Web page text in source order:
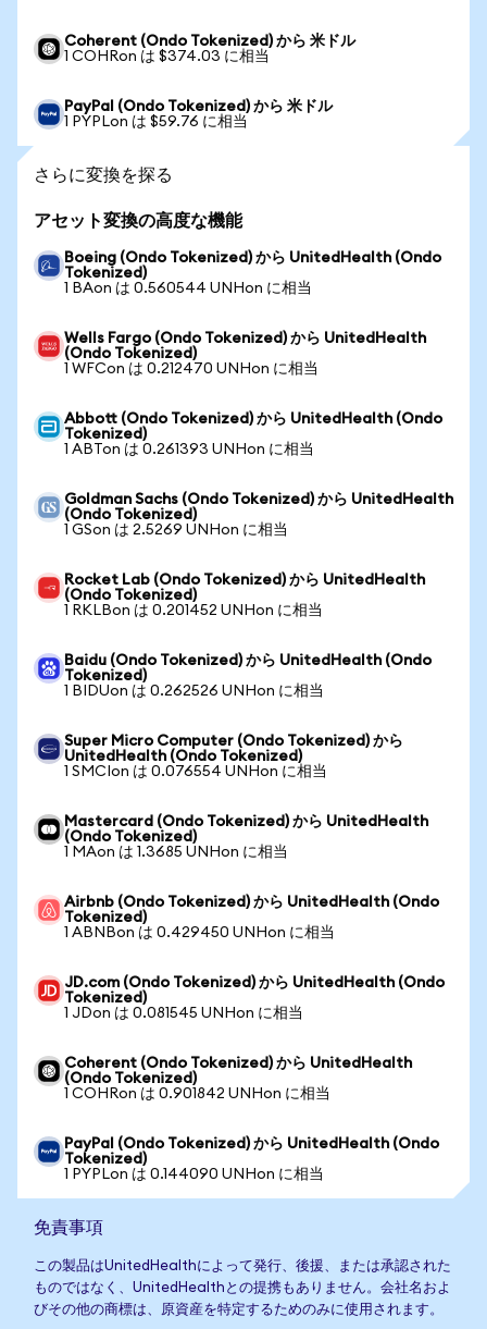
Coherent (Ondo Tokenized) から 米ドル
1 COHRon は $374.03 に相当
PayPal (Ondo Tokenized) から 米ドル
1 PYPLon は $59.76 に相当
さらに変換を探る
アセット変換の高度な機能
Boeing (Ondo Tokenized) から UnitedHealth (Ondo
Tokenized)
1 BAon は 0.560544 UNHon に相当
Wells Fargo (Ondo Tokenized) から UnitedHealth
(Ondo Tokenized)
1 WFCon は 0.212470 UNHon に相当
Abbott (Ondo Tokenized) から UnitedHealth (Ondo
Tokenized)
1 ABTon は 0.261393 UNHon に相当
Goldman Sachs (Ondo Tokenized) から UnitedHealth
(Ondo Tokenized)
1 GSon は 2.5269 UNHon に相当
Rocket Lab (Ondo Tokenized) から UnitedHealth
(Ondo Tokenized)
1 RKLBon は 0.201452 UNHon に相当
Baidu (Ondo Tokenized) から UnitedHealth (Ondo
Tokenized)
1 BIDUon は 0.262526 UNHon に相当
Super Micro Computer (Ondo Tokenized) から
UnitedHealth (Ondo Tokenized)
1 SMCIon は 0.076554 UNHon に相当
Mastercard (Ondo Tokenized) から UnitedHealth
(Ondo Tokenized)
1 MAon は 1.3685 UNHon に相当
Airbnb (Ondo Tokenized) から UnitedHealth (Ondo
Tokenized)
1 ABNBon は 0.429450 UNHon に相当
JD.com (Ondo Tokenized) から UnitedHealth (Ondo
Tokenized)
1 JDon は 0.081545 UNHon に相当
Coherent (Ondo Tokenized) から UnitedHealth
(Ondo Tokenized)
1 COHRon は 0.901842 UNHon に相当
PayPal (Ondo Tokenized) から UnitedHealth (Ondo
Tokenized)
1 PYPLon は 0.144090 UNHon に相当
免責事項
この製品はUnitedHealthによって発行、後援、または承認された
ものではなく、UnitedHealthとの提携もありません。会社名およ
びその他の商標は、原資産を特定するためのみに使用されます。